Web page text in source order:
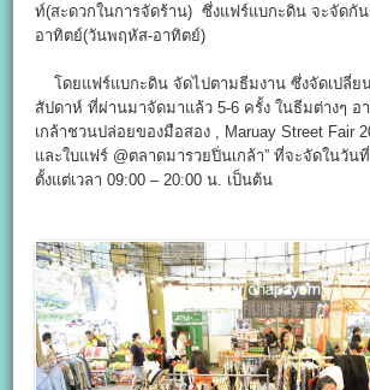
ท์(สะดวกในการจัดร้าน) ซึ่งแฟร์แบกะดิน จะจัดกั
อาทิตย์(วันพฤหัส-อาทิตย์)
โดยแฟร์แบกะดิน จัดไปตามธีมงาน ซึ่งจัดเปลี่ย
สัปดาห์ ที่ผ่านมาจัดมาแล้ว 5-6 ครั้ง ในธีมต่างๆ อ
เกล้าชวนปล่อยของมือสอง , Maruay Street Fair
และใบแฟร์ @ตลาดมารวยปิ่นเกล้า” ที่จะจัดในวัน
ตั้งแต่เวลา 09:00 – 20:00 น. เป็นต้น